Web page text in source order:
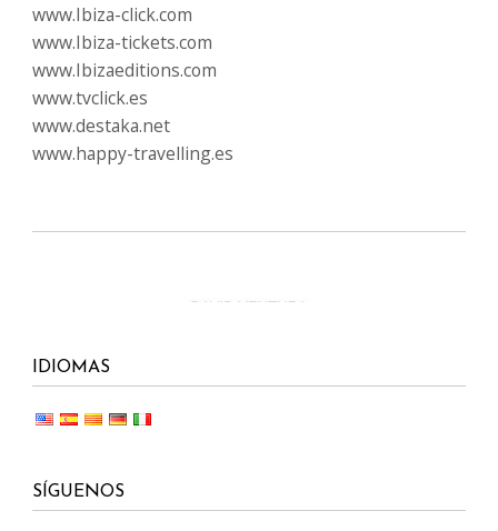
www.Ibiza-click.com
www.Ibiza-tickets.com
www.Ibizaeditions.com
www.tvclick.es
www.destaka.net
www.happy-travelling.es
IDIOMAS
SÍGUENOS